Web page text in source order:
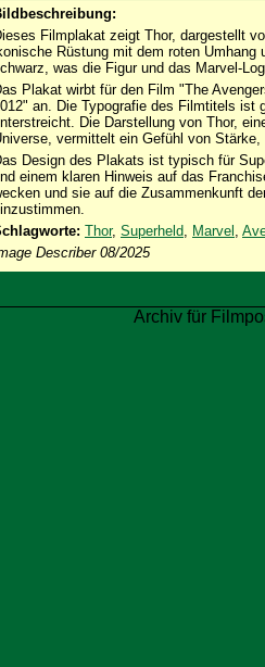
Filmplakat zeigt Thor, dargestellt
Rüstung mit dem roten Umhang
was die Figur und das Marvel-
Plakat wirbt für den Film "The
an. Die Typografie des Filmtitels ist
Die Darstellung von Thor,
vermittelt ein Gefühl von
Design des Plakats ist typisch für
einem klaren Hinweis auf das
und sie auf die Zusammenkunft
Thor, Superheld, Marvel ,
Describer 08/2025
Archiv für